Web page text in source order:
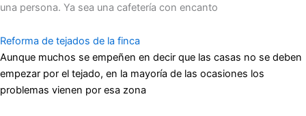
una persona. Ya sea una cafetería con encanto
Reforma de tejados de la finca
Aunque muchos se empeñen en decir que las casas no se deben
empezar por el tejado, en la mayoría de las ocasiones los
problemas vienen por esa zona